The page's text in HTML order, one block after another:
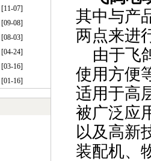
[11-07]
[09-08]
[08-03]
[04-24]
[03-16]
[01-16]
其中与产
两点来进
由于飞
使用方便
适用于高
被广泛应
以及高新
装配机、